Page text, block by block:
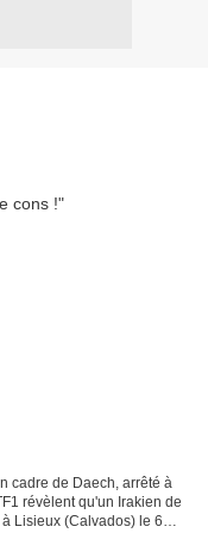
cadre de Daech, arrêté à
révèlent qu'un Irakien de
Lisieux (Calvados) le 6